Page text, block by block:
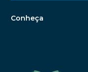
Conheça